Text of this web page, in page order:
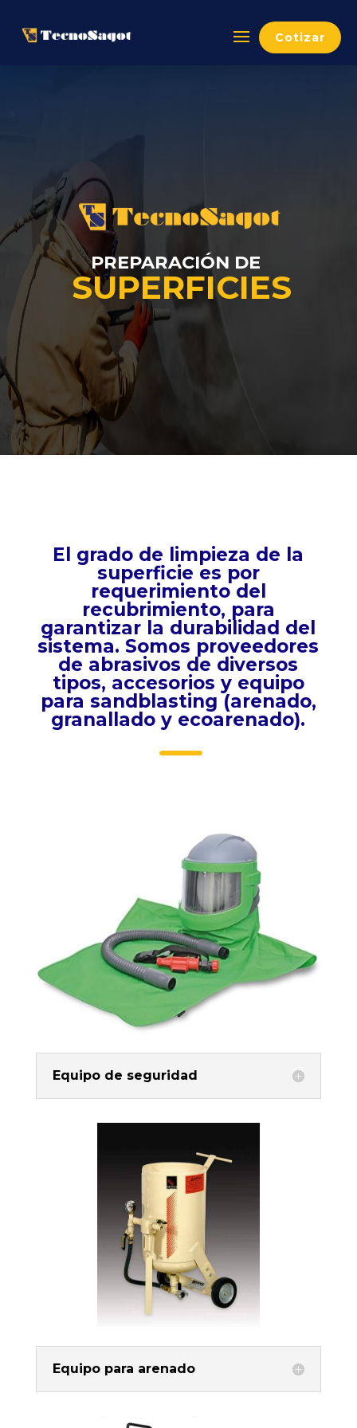
Cotizar
PREPARACIÓN DE
SUPERFICIES
El grado de limpieza de la
superficie es por
requerimiento del
recubrimiento, para
garantizar la durabilidad del
sistema. Somos proveedores
de abrasivos de diversos
tipos, accesorios y equipo
para sandblasting (arenado,
granallado y ecoarenado).
K
Equipo de seguridad
Equipo para arenado